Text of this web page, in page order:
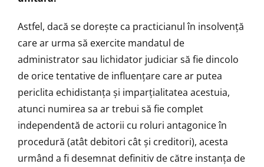
Astfel, dacă se dorește ca practicianul în insolvență
care ar urma să exercite mandatul de
administrator sau lichidator judiciar să fie dincolo
de orice tentative de influențare care ar putea
periclita echidistanța și imparțialitatea acestuia,
atunci numirea sa ar trebui să fie complet
independentă de actorii cu roluri antagonice în
procedură (atât debitori cât și creditori), acesta
urmând a fi desemnat definitiv de către instanța de